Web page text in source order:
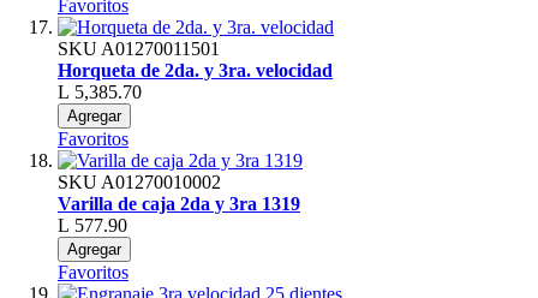
Favoritos
SKU A01270011501
Horqueta de 2da. y 3ra. velocidad
L 5,385.70
Agregar
Favoritos
SKU A01270010002
Varilla de caja 2da y 3ra 1319
L 577.90
Agregar
Favoritos